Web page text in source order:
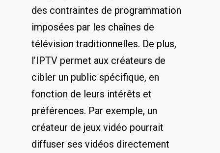
des contraintes de programmation
imposées ⁣par les⁢ chaînes de
télévision traditionnelles. De plus,
⁤l’IPTV permet aux créateurs de
cibler un public spécifique, en
fonction de leurs intérêts et⁢
préférences. Par exemple, un
créateur de jeux vidéo pourrait
diffuser ses vidéos directement